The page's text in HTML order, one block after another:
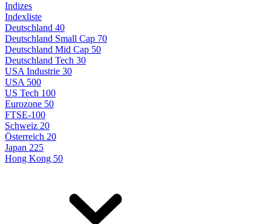
Indizes
Indexliste
Deutschland 40
Deutschland Small Cap 70
Deutschland Mid Cap 50
Deutschland Tech 30
USA Industrie 30
USA 500
US Tech 100
Eurozone 50
FTSE-100
Schweiz 20
Österreich 20
Japan 225
Hong Kong 50